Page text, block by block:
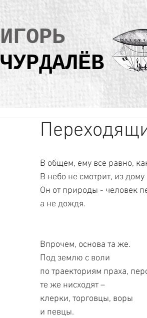
ИГОРЬ
ЧУРДАЛЁВ
В общем, ему все равно,
В небо не смотрит, из
Он от природы - человек
а не дождя.
Впрочем, основа та же.
Под землю с воли
по траекториям праха,
те же нисходят –
клерки, торговцы, воры
и певцы.